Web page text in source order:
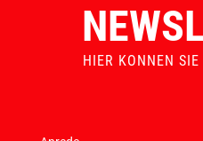
HIER KONNEN